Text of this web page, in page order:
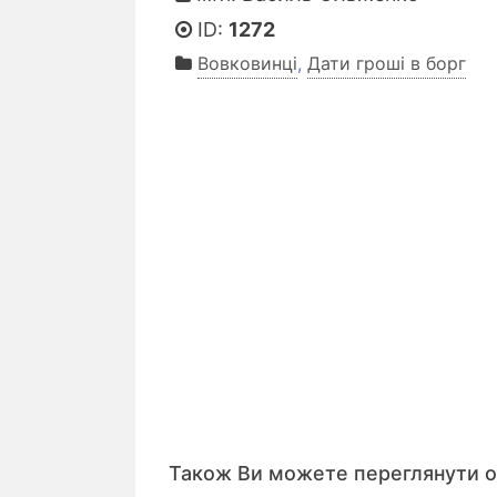
ID: 1272
Вовковинці, Дати гроші в борг
Також Ви можете переглянути